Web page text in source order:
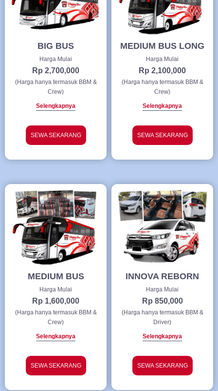
BIG BUS
Harga Mulai
Rp 2,700,000
(Harga hanya termasuk BBM &
Crew)
Selengkapnya
SEWA SEKARANG
MEDIUM BUS LONG
Harga Mulai
Rp 2,100,000
(Harga hanya termasuk BBM &
Crew)
Selengkapnya
SEWA SEKARANG
MEDIUM BUS
Harga Mulai
Rp 1,600,000
(Harga hanya termasuk BBM &
Crew)
Selengkapnya
SEWA SEKARANG
INNOVA REBORN
Harga Mulai
Rp 850,000
(Harga hanya termasuk BBM &
Driver)
Selengkapnya
SEWA SEKARANG